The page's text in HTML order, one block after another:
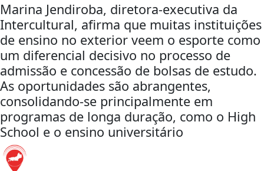
Marina Jendiroba, diretora-executiva da
Intercultural, afirma que muitas instituições
de ensino no exterior veem o esporte como
um diferencial decisivo no processo de
admissão e concessão de bolsas de estudo.
As oportunidades são abrangentes,
consolidando-se principalmente em
programas de longa duração, como o High
School e o ensino universitário